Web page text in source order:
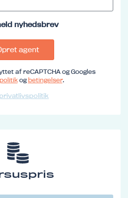
nyhedsbrev
agent
af reCAPTCHA og Googles
ogbetingelser.